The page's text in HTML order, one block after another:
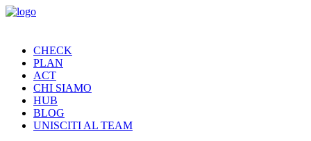
CHECK
PLAN
ACT
CHI SIAMO
HUB
BLOG
UNISCITI AL TEAM